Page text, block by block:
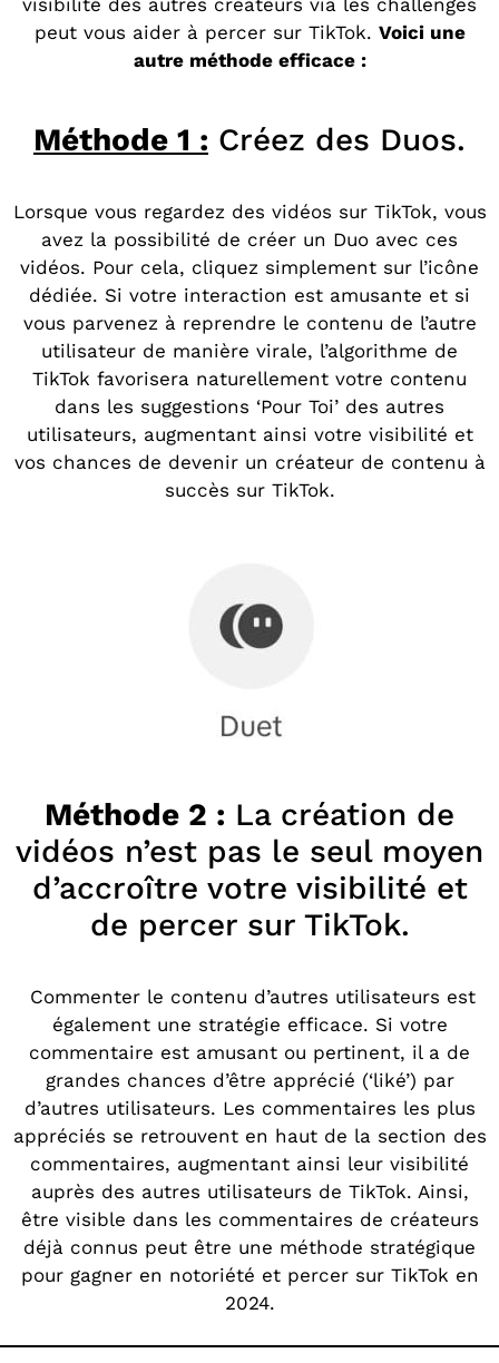
peut vous aider à percer sur TikTok. Voici une
autre méthode efficace :
Méthode 1 : Créez des Duos.
Lorsque vous regardez des vidéos sur TikTok, vous
avez la possibilité de créer un Duo avec ces
vidéos. Pour cela, cliquez simplement sur l’icône
dédiée. Si votre interaction est amusante et si
vous parvenez à reprendre le contenu de l’autre
utilisateur de manière virale, l’algorithme de
TikTok favorisera naturellement votre contenu
dans les suggestions ‘Pour Toi’ des autres
utilisateurs, augmentant ainsi votre visibilité et
vos chances de devenir un créateur de contenu à
succès sur TikTok.
Méthode 2 : La création de
vidéos n’est pas le seul moyen
d’accroître votre visibilité et
de percer sur TikTok.
Commenter le contenu d’autres utilisateurs est
également une stratégie efficace. Si votre
commentaire est amusant ou pertinent, il a de
grandes chances d’être apprécié (‘liké’) par
d’autres utilisateurs. Les commentaires les plus
appréciés se retrouvent en haut de la section des
commentaires, augmentant ainsi leur visibilité
auprès des autres utilisateurs de TikTok. Ainsi,
être visible dans les commentaires de créateurs
déjà connus peut être une méthode stratégique
pour gagner en notoriété et percer sur TikTok en
2024.